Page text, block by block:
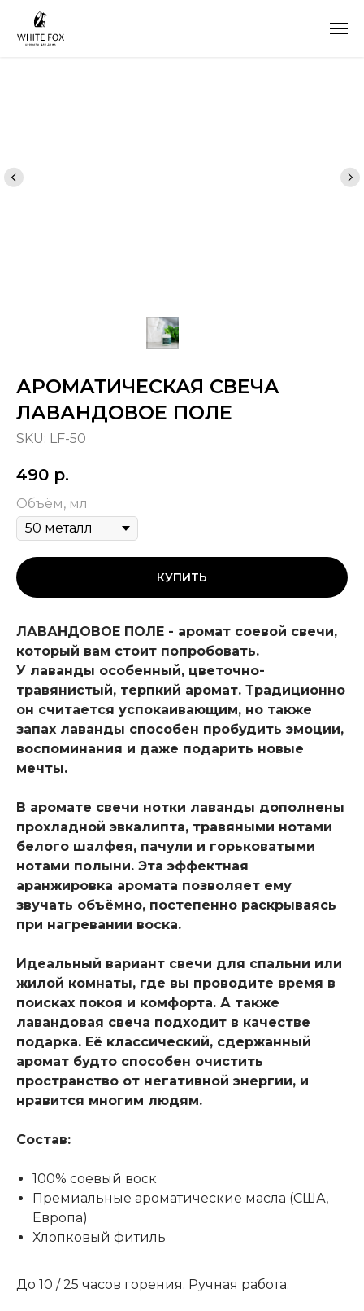
АРОМАТИЧЕСКАЯ СВЕЧА
ЛАВАНДОВОЕ ПОЛЕ
SKU: LF-50
490 р.
Объём, мл
КУПИТЬ
ЛАВАНДОВОЕ ПОЛЕ - аромат соевой свечи,
который вам стоит попробовать.
У лаванды особенный, цветочно-
травянистый, терпкий аромат. Традиционно
он считается успокаивающим, но также
запах лаванды способен пробудить эмоции,
воспоминания и даже подарить новые
мечты.
В аромате свечи нотки лаванды дополнены
прохладной эвкалипта, травяными нотами
белого шалфея, пачули и горьковатыми
нотами полыни. Эта эффектная
аранжировка аромата позволяет ему
звучать объёмно, постепенно раскрываясь
при нагревании воска.
Идеальный вариант свечи для спальни или
жилой комнаты, где вы проводите время в
поисках покоя и комфорта. А также
лавандовая свеча подходит в качестве
подарка. Её классический, сдержанный
аромат будто способен очистить
пространство от негативной энергии, и
нравится многим людям.
Состав:
100% соевый воск
Премиальные ароматические масла (США,
Европа)
Хлопковый фитиль
До 10 / 25 часов горения. Ручная работа.